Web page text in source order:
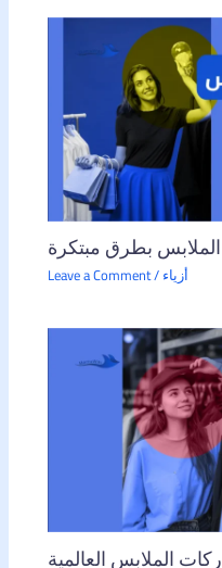
بطرق مبتكرة
Leave a Comment/أزياء
الملابس العالمية